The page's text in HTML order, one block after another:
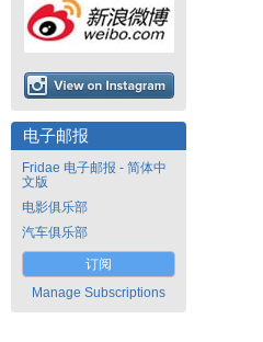
电子邮报
Fridae 电子邮报 - 简体中
文版
电影俱乐部
汽车俱乐部
订阅
Manage Subscriptions